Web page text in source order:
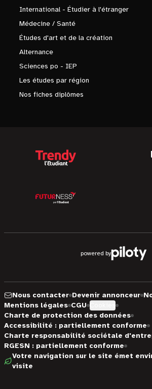
International - Étudier à l'étranger
Médecine / Santé
Études d'art et de la création
Alternance
Sciences po - IEP
Les études par région
Nos fiches diplômes
powered by
Nous contacter Devenir annonceur
Mentions légales CGU
Charte de protection des données
Accessibilité : partiellement conforme
Charte responsabilité sociétale
RGESN : partiellement conforme
Votre navigation sur le site émet
visite